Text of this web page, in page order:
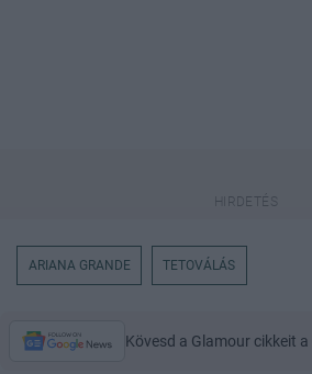
ARIANA GRANDE TETOVÁLÁS
Kövesd a Glamour cikkeit a